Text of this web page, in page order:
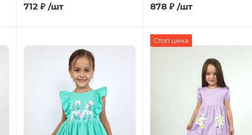
712₽ /шт 878 ₽ /шт
Стоп цена